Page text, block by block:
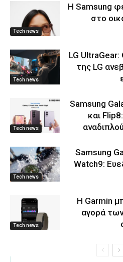
Tech news
Η Samsung
στο
Tech news
LG
της LG
Tech news
Samsung
και
Tech news
Samsung
Watch9:
Tech news
Η Garmin
αγορά